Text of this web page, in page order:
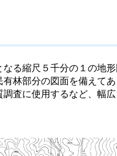
る縮尺５千分の１の地
林部分の図面を備えてあ
査に使用するなど、幅